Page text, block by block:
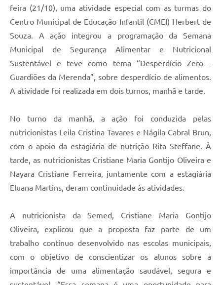
feira (21/10), uma atividade especial com as turmas do
Centro Municipal de Educação Infantil (CMEI) Herbert de
Souza. A ação integrou a programação da Semana
Municipal de Segurança Alimentar e Nutricional
Sustentável e teve como tema “Desperdício Zero -
Guardiões da Merenda”, sobre desperdício de alimentos.
A atividade foi realizada em dois turnos, manhã e tarde.
No turno da manhã, a ação foi conduzida pelas
nutricionistas Leila Cristina Tavares e Nágila Cabral Brun,
com o apoio da estagiária de nutrição Rita Steffane. À
tarde, as nutricionistas Cristiane Maria Gontijo Oliveira e
Nayara Cristiane Ferreira, juntamente com a estagiária
Eluana Martins, deram continuidade às atividades.
A nutricionista da Semed, Cristiane Maria Gontijo
Oliveira, explicou que a proposta faz parte de um
trabalho contínuo desenvolvido nas escolas municipais,
com o objetivo de conscientizar os alunos sobre a
importância de uma alimentação saudável, segura e